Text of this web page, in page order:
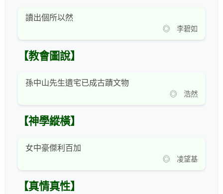
讀出個所以然
◎ 李碧如
【教會圖說】
孫中山先生遺宅已成古蹟文物
◎ 浩然
【神學縱橫】
女中豪傑利百加
◎ 凌望基
【真情真性】